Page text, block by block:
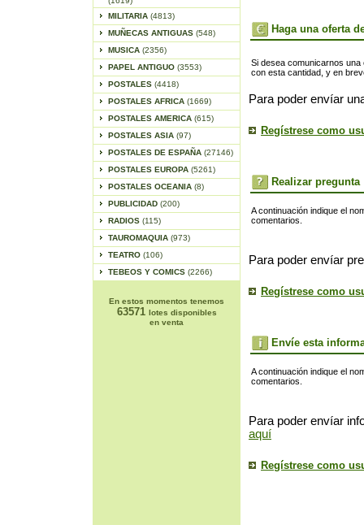
MILITARIA (4813)
MUÑECAS ANTIGUAS (548)
MUSICA (2356)
PAPEL ANTIGUO (3553)
POSTALES (4418)
POSTALES AFRICA (1669)
POSTALES AMERICA (615)
POSTALES ASIA (97)
POSTALES DE ESPAÑA (27146)
POSTALES EUROPA (5261)
POSTALES OCEANIA (8)
PUBLICIDAD (200)
RADIOS (115)
TAUROMAQUIA (973)
TEATRO (106)
TEBEOS Y COMICS (2266)
En estos momentos tenemos
63571 lotes disponibles
en venta
Haga una oferta
Si desea comunicarnos
con esta cantidad, y en
Para poder envíar
Regístrese como
Realizar pregunta
A continuación indique el
comentarios.
Para poder envíar
Regístrese como
Envíe esta
A continuación indique el
comentarios.
Para poder envíar
aquí
Regístrese como